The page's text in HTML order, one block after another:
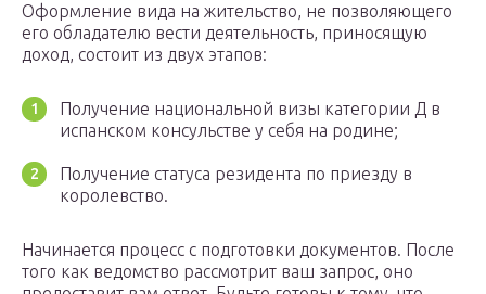
Оформление вида на жительство, не позволяющего
его обладателю вести деятельность, приносящую
доход, состоит из двух этапов:
Получение национальной визы категории Д в
испанском консульстве у себя на родине;
Получение статуса резидента по приезду в
королевство.
Начинается процесс с подготовки документов. После
того как ведомство рассмотрит ваш запрос, оно